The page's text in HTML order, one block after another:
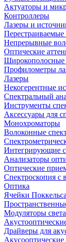
Актуаторы и
Контроллеры
Лазеры и
Непрерывные
Оптические
Широкополосные
Профилометры
Лазеры
Некогерентные
Спектральный
Инструменты
Аксессуары для
Монохроматоры
Волоконные
Интегрирующие
Анализаторы
Оптические
Спектроскопия с
Оптика
Ячейки Поккельса
Модуляторы
Драйверы для